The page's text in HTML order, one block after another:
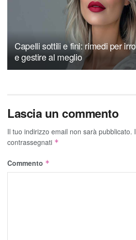
Capelli sottili e fini: rimedi per
e gestire al meglio
Lascia un commento
Il tuo indirizzo email non sarà pubblicato.
contrassegnati *
Commento *